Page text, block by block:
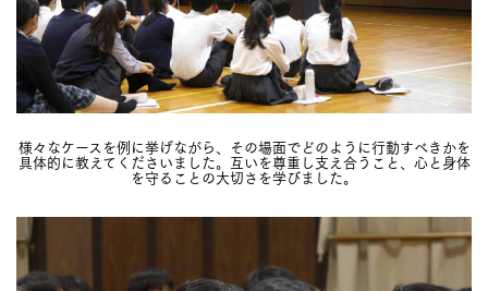
様々なケースを例に挙げながら、その場面でどのように行動すべきかを
具体的に教えてくださいました。互いを尊重し支え合うこと、心と身体
を守ることの大切さを学びました。